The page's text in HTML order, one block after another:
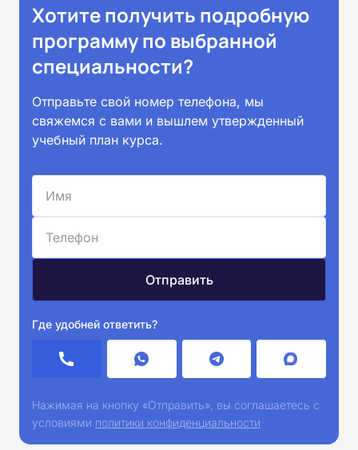
Хотите получить подробную
программу по выбранной
специальности?
Отправьте свой номер телефона, мы
свяжемся с вами и вышлем утвержденный
учебный план курса.
Где удобней ответить?
Нажимая на кнопку «Отправить», вы соглашаетесь с
условиями политики конфиденциальности